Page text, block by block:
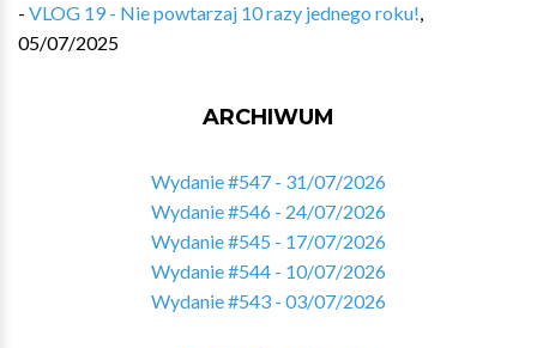
- VLOG 19 - Nie powtarzaj 10 razy jednego roku!,
05/07/2025
ARCHIWUM
Wydanie #547 - 31/07/2026
Wydanie #546 - 24/07/2026
Wydanie #545 - 17/07/2026
Wydanie #544 - 10/07/2026
Wydanie #543 - 03/07/2026